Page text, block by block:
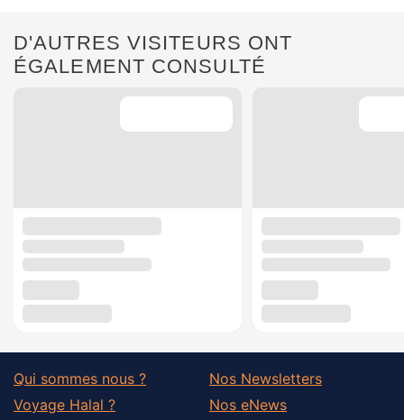
D'AUTRES VISITEURS ONT
ÉGALEMENT CONSULTÉ
Qui sommes nous ?
Voyage Halal ?
Nos Newsletters
Nos eNews